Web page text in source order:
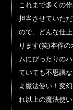
これまで多くの
担当させていた
ので、どんな仕
ります(笑)本作
ムにぴったりの
ていても不思議
よ魔法使い！変
れ以上の魔法使